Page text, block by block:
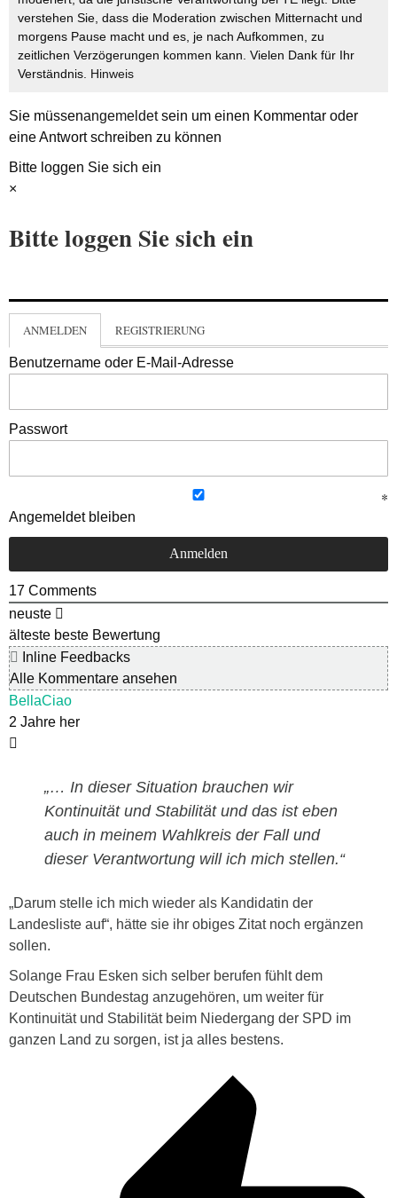
verstehen Sie, dass die Moderation zwischen Mitternacht und
morgens Pause macht und es, je nach Aufkommen, zu
zeitlichen Verzögerungen kommen kann. Vielen Dank für Ihr
Verständnis. Hinweis
Sie müssenangemeldetsein um einen Kommentar oder
eine Antwort schreiben zu können
Bitte loggen Sie sich ein
×
Bitte loggen Sie sich ein
ANMELDEN REGISTRIERUNG
Benutzername oder E-Mail-Adresse
Passwort
Angemeldet bleiben
17 Comments
neuste
älteste beste Bewertung
Inline Feedbacks
Alle Kommentare ansehen
BellaCiao
2 Jahre her
„… In dieser Situation brauchen wir
Kontinuität und Stabilität und das ist eben
auch in meinem Wahlkreis der Fall und
dieser Verantwortung will ich mich stellen.“
„Darum stelle ich mich wieder als Kandidatin der
Landesliste auf“, hätte sie ihr obiges Zitat noch ergänzen
sollen.
Solange Frau Esken sich selber berufen fühlt dem
Deutschen Bundestag anzugehören, um weiter für
Kontinuität und Stabilität beim Niedergang der SPD im
ganzen Land zu sorgen, ist ja alles bestens.